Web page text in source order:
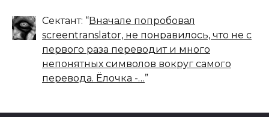
Сектант: “Вначале попробовал
screentranslator, не понравилось, что не с
первого раза переводит и много
непонятных символов вокруг самого
перевода. Ёлочка -…”